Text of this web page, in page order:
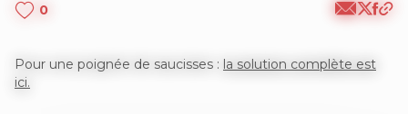
0
Pour une poignée de saucisses : la solution complète est
ici.